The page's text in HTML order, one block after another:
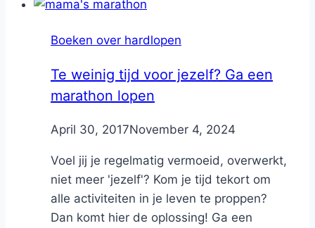
Boeken over hardlopen
Te weinig tijd voor jezelf? Ga een
marathon lopen
ByNicole
April 30, 2017November 4, 2024
Voel jij je regelmatig vermoeid, overwerkt,
niet meer 'jezelf'? Kom je tijd tekort om
alle activiteiten in je leven te proppen?
Dan komt hier de oplossing! Ga een